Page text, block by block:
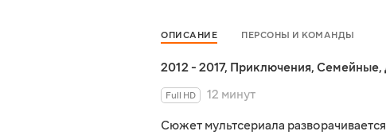
ОПИСАНИЕ ПЕРСОНЫ И КОМАНДЫ
2012 - 2017, Приключения, Семейные,
Full HD
12 минут
Сюжет мультсериала